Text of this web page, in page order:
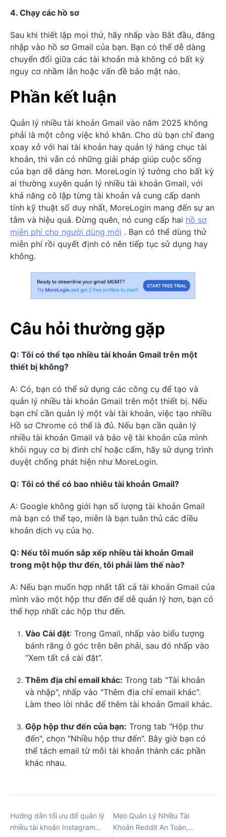
4. Chạy các hồ sơ
Sau khi thiết lập mọi thứ, hãy nhấp vào Bắt đầu, đăng
nhập vào hồ sơ Gmail của bạn. Bạn có thể dễ dàng
chuyển đổi giữa các tài khoản mà không có bất kỳ
nguy cơ nhầm lẫn hoặc vấn đề bảo mật nào.
Phần kết luận
Quản lý nhiều tài khoản Gmail vào năm 2025 không
phải là một công việc khó khăn. Cho dù bạn chỉ đang
xoay xở với hai tài khoản hay quản lý hàng chục tài
khoản, thì vẫn có những giải pháp giúp cuộc sống
của bạn dễ dàng hơn. MoreLogin lý tưởng cho bất kỳ
ai thường xuyên quản lý nhiều tài khoản Gmail, với
khả năng cô lập từng tài khoản và cung cấp danh
tính kỹ thuật số duy nhất, MoreLogin mang đến sự an
tâm và hiệu quả. Đừng quên, nó cung cấp hai hồ sơ
miễn phí cho người dùng mới . Bạn có thể dùng thử
miễn phí rồi quyết định có nên tiếp tục sử dụng hay
không.
Câu hỏi thường gặp
Q: Tôi có thể tạo nhiều tài khoản Gmail trên một
thiết bị không?
A: Có, bạn có thể sử dụng các công cụ để tạo và
quản lý nhiều tài khoản Gmail trên một thiết bị. Nếu
bạn chỉ cần quản lý một vài tài khoản, việc tạo nhiều
Hồ sơ Chrome có thể là đủ. Nếu bạn cần quản lý
nhiều tài khoản Gmail và bảo vệ tài khoản của mình
khỏi nguy cơ bị đình chỉ hoặc cấm, hãy sử dụng trình
duyệt chống phát hiện như MoreLogin.
Q: Tôi có thể có bao nhiêu tài khoản Gmail?
A: Google không giới hạn số lượng tài khoản Gmail
mà bạn có thể tạo, miễn là bạn tuân thủ các điều
khoản dịch vụ của họ.
Q: Nếu tôi muốn sắp xếp nhiều tài khoản Gmail
trong một hộp thư đến, tôi phải làm thế nào?
A: Nếu bạn muốn hợp nhất tất cả tài khoản Gmail của
mình vào một hộp thư đến để dễ quản lý hơn, bạn có
thể hợp nhất các hộp thư đến.
Vào Cài đặt: Trong Gmail, nhấp vào biểu tượng
bánh răng ở góc trên bên phải, sau đó nhấp vào
“Xem tất cả cài đặt”.
Thêm địa chỉ email khác: Trong tab "Tài khoản
và nhập", nhấp vào "Thêm địa chỉ email khác".
Làm theo lời nhắc để thêm tài khoản Gmail khác.
Gộp hộp thư đến của bạn: Trong tab "Hộp thư
đến", chọn "Nhiều hộp thư đến". Bây giờ bạn có
thể tách email từ mỗi tài khoản thành các phần
khác nhau.
Hướng dẫn tối ưu để quản lý
nhiều tài khoản Instagram
Mẹo Quản Lý Nhiều Tài
Khoản Reddit An Toàn,